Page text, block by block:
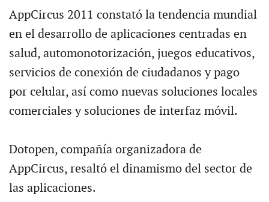
AppCircus 2011 constató la tendencia mundial
en el desarrollo de aplicaciones centradas en
salud, automonotorización, juegos educativos,
servicios de conexión de ciudadanos y pago
por celular, así como nuevas soluciones locales
comerciales y soluciones de interfaz móvil.
Dotopen, compañía organizadora de
AppCircus, resaltó el dinamismo del sector de
las aplicaciones.